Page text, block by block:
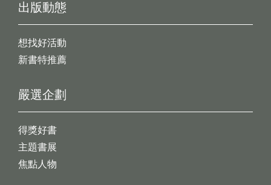
出版動態
想找好活動
新書特推薦
嚴選企劃
得獎好書
主題書展
焦點人物